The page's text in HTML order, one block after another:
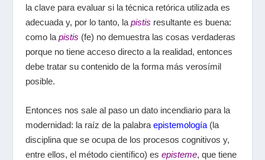
la clave para evaluar si la técnica retórica utilizada es
adecuada y, por lo tanto, la pistis resultante es buena:
como la pistis (fe) no demuestra las cosas verdaderas
porque no tiene acceso directo a la realidad, entonces
debe tratar su contenido de la forma más verosímil
posible.
Entonces nos sale al paso un dato incendiario para la
modernidad: la raíz de la palabra epistemología(la
disciplina que se ocupa de los procesos cognitivos y,
entre ellos, el método científico) es episteme, que tiene